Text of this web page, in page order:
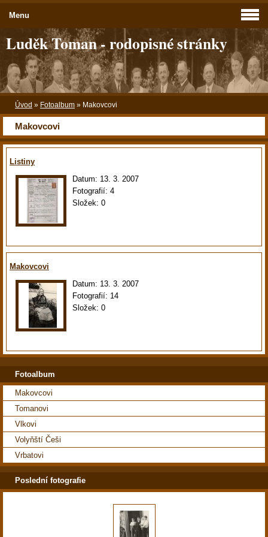
Luděk Toman - rodopisné stránky
Úvod » Fotoalbum » Makovcovi
Makovcovi
Listiny
Datum: 13. 3. 2007
Fotografií: 4
Složek: 0
Makovcovi
Datum: 13. 3. 2007
Fotografií: 14
Složek: 0
Menu
Fotoalbum
Makovcovi
Tomanovi
Vlkovi
Volyňští Češi
Vrbatovi
Poslední fotografie